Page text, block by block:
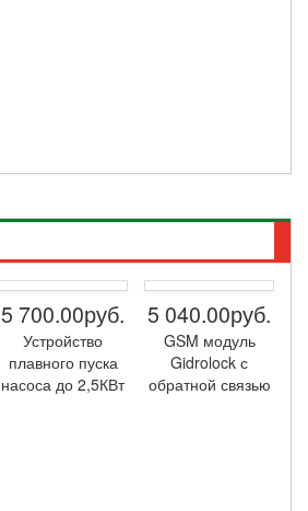
5 700.00руб.
Устройство
плавного пуска
насоса до 2,5КВт
5 040.00руб.
GSM модуль
Gidrolock с
обратной связью